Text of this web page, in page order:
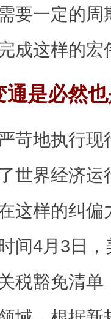
要一定的周
成这样的宏
通是必然
地执行现
世界经济运
这样的纠
间4月3日
税豁免清单